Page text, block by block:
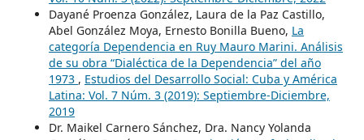
Dayané Proenza González, Laura de la Paz Castillo,
Abel González Moya, Ernesto Bonilla Bueno, La
categoría Dependencia en Ruy Mauro Marini. Análisis
de su obra “Dialéctica de la Dependencia” del año
1973 , Estudios del Desarrollo Social: Cuba y América
Latina: Vol. 7 Núm. 3 (2019): Septiembre-Diciembre,
2019
Dr. Maikel Carnero Sánchez, Dra. Nancy Yolanda